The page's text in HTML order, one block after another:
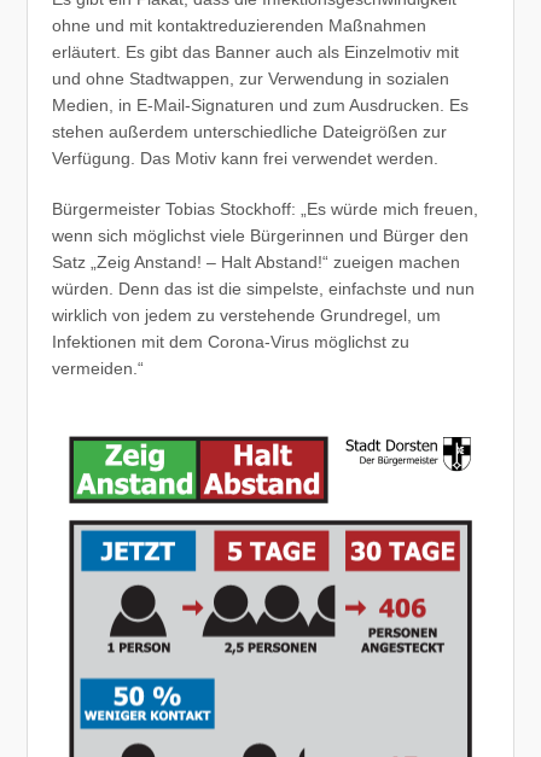
ohne und mit kontaktreduzierenden Maßnahmen
erläutert. Es gibt das Banner auch als Einzelmotiv mit
und ohne Stadtwappen, zur Verwendung in sozialen
Medien, in E-Mail-Signaturen und zum Ausdrucken. Es
stehen außerdem unterschiedliche Dateigrößen zur
Verfügung. Das Motiv kann frei verwendet werden.
Bürgermeister Tobias Stockhoff: „Es würde mich freuen,
wenn sich möglichst viele Bürgerinnen und Bürger den
Satz „Zeig Anstand! – Halt Abstand!“ zueigen machen
würden. Denn das ist die simpelste, einfachste und nun
wirklich von jedem zu verstehende Grundregel, um
Infektionen mit dem Corona-Virus möglichst zu
vermeiden.“